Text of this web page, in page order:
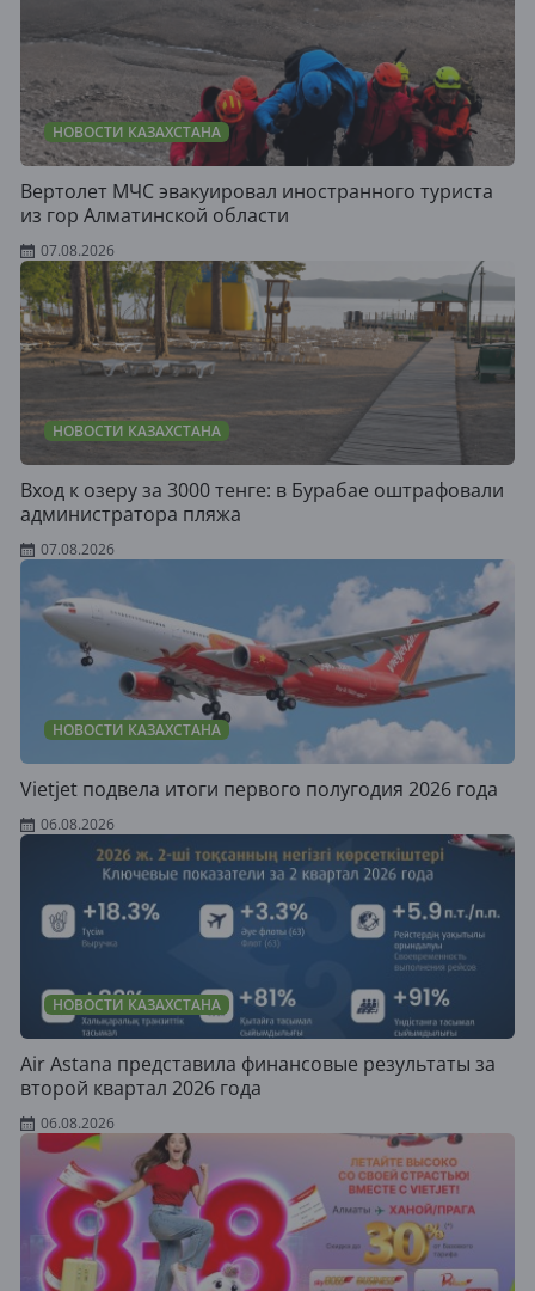
НОВОСТИ КАЗАХСТАНА
Вертолет МЧС эвакуировал иностранного туриста
из гор Алматинской области
07.08.2026
НОВОСТИ КАЗАХСТАНА
Вход к озеру за 3000 тенге: в Бурабае оштрафовали
администратора пляжа
07.08.2026
НОВОСТИ КАЗАХСТАНА
Vietjet подвела итоги первого полугодия 2026 года
06.08.2026
НОВОСТИ КАЗАХСТАНА
Air Astana представила финансовые результаты за
второй квартал 2026 года
06.08.2026